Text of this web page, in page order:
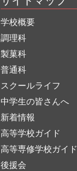
学校概要
調理科
製菓科
普通科
スクールライフ
中学生の皆さんへ
新着情報
高等学校ガイド
高等専修学校ガイド
後援会